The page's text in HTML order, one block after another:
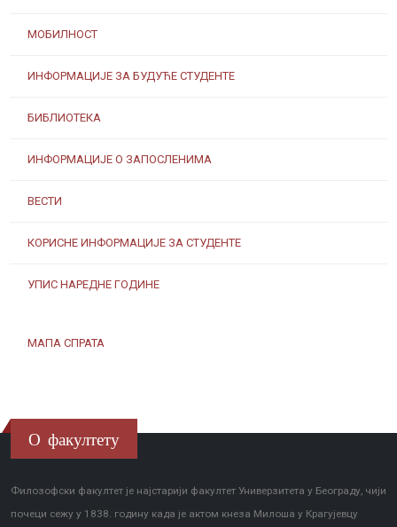
МОБИЛНОСТ
ИНФОРМАЦИЈЕ ЗА БУДУЋЕ СТУДЕНТЕ
БИБЛИОТЕКА
ИНФОРМАЦИЈЕ О ЗАПОСЛЕНИМА
ВЕСТИ
КОРИСНЕ ИНФОРМАЦИЈЕ ЗА СТУДЕНТЕ
УПИС НАРЕДНЕ ГОДИНЕ
МАПА СПРАТА
О факултету
Филозофски факултет је најстарији факултет Универзитета у Београду, чији
почеци сежу у 1838. годину када је актом кнеза Милоша у Крагујевцу